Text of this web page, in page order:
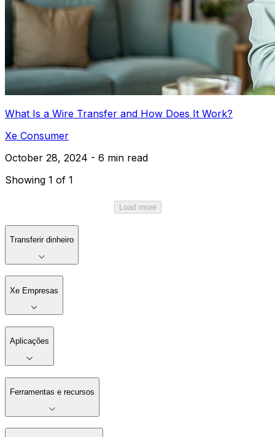
What Is a Wire Transfer and How Does It Work?
Xe Consumer
October 28, 2024 - 6 min read
Showing 1 of 1
Load more
Transferir dinheiro
Xe Empresas
Aplicações
Ferramentas e recursos